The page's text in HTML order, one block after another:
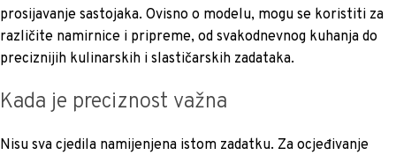
prosijavanje sastojaka. Ovisno o modelu, mogu se koristiti za
različite namirnice i pripreme, od svakodnevnog kuhanja do
preciznijih kulinarskih i slastičarskih zadataka.
Kada je preciznost važna
Nisu sva cjedila namijenjena istom zadatku. Za ocjeđivanje